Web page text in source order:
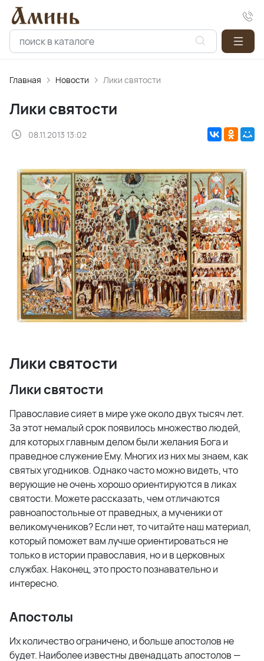
Главная Новости Лики святости
Лики святости
08.11.2013 13:02
Лики святости
Лики святости
Православие сияет в мире уже около двух тысяч лет.
За этот немалый срок появилось множество людей,
для которых главным делом были желания Бога и
праведное служение Ему. Многих из них мы знаем, как
святых угодников. Однако часто можно видеть, что
верующие не очень хорошо ориентируются в ликах
святости. Можете рассказать, чем отличаются
равноапостольные от праведных, а мученики от
великомучеников? Если нет, то читайте наш материал,
который поможет вам лучше ориентироваться не
только в истории православия, но и в церковных
службах. Наконец, это просто познавательно и
интересно.
Апостолы
Их количество ограничено, и больше апостолов не
будет. Наиболее известны двенадцать апостолов —